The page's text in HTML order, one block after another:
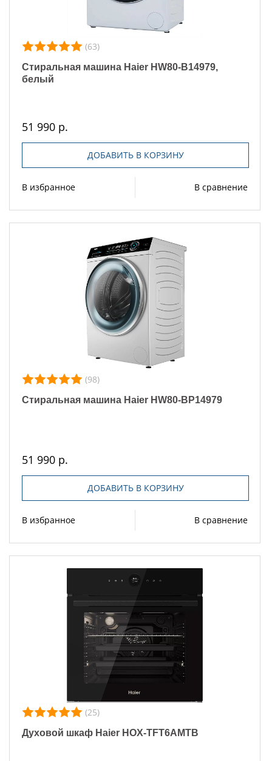
(63)
Стиральная машина Haier HW80-B14979,
белый
51 990 р.
ДОБАВИТЬ В КОРЗИНУ
В избранное В сравнение
(98)
Стиральная машина Haier HW80-BP14979
51 990 р.
ДОБАВИТЬ В КОРЗИНУ
В избранное В сравнение
(25)
Духовой шкаф Haier HOX-TFT6AMTB